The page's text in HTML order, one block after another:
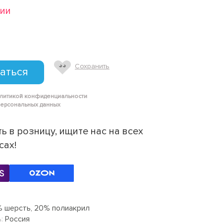
Сохранить
конфиденциальности
данных
в розницу, ищите нас на всех
шерсть, 20% полиакрил
Россия